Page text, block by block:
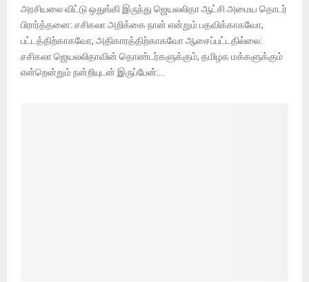
அரசியலை விட்டு ஒதுங்கி இருந்து ஜெயலலிதா ஆட்சி அமைய தொடர்
பிரார்த்தனை: சசிகலா அறிக்கை நான் என்றும் பதவிக்காகவோ,
பட்டத்திற்காகவோ, அதிகாரத்திற்காகவோ ஆசைப்பட்டதில்லை:
சசிகலா ஜெயலலிதாவின் தொண்டர்களுக்கும், தமிழக மக்களுக்கும்
என்றென்றும் நன்றியுடன் இருப்பேன்:...